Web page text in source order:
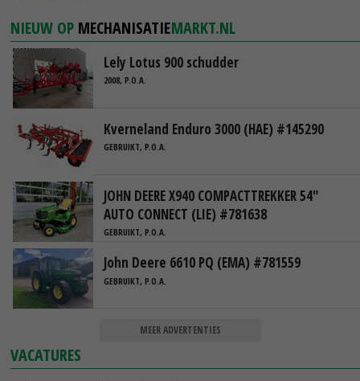
NIEUW OP MECHANISATIEMARKT.NL
Lely Lotus 900 schudder
2008, P.O.A.
Kverneland Enduro 3000 (HAE) #145290
GEBRUIKT, P.O.A.
JOHN DEERE X940 COMPACTTREKKER 54"
AUTO CONNECT (LIE) #781638
GEBRUIKT, P.O.A.
John Deere 6610 PQ (EMA) #781559
GEBRUIKT, P.O.A.
MEER ADVERTENTIES
VACATURES